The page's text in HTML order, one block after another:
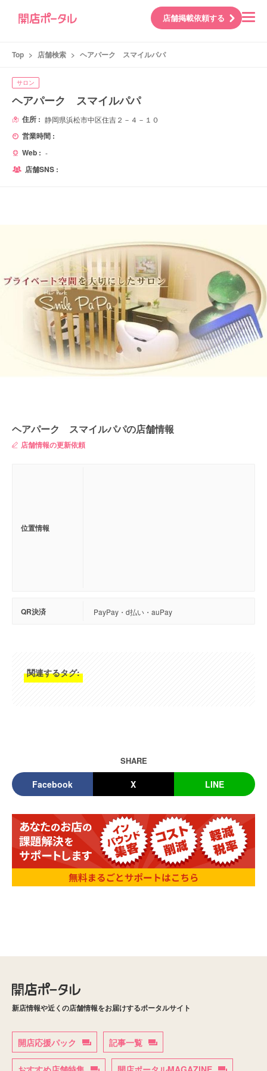
店舗掲載依頼する
Top > 店舗検索 > ヘアパーク スマイルパパ
サロン
ヘアパーク スマイルパパ
住所 : 静岡県浜松市中区住吉２－４－１０
営業時間 :
Web : -
店舗SNS :
ヘアパーク スマイルパパの店舗情報
店舗情報の更新依頼
位置情報
QR決済 PayPay・d払い・auPay
関連するタグ:
SHARE
Facebook X LINE
新店情報や近くの店舗情報をお届けするポータルサイト
開店応援パック 記事一覧